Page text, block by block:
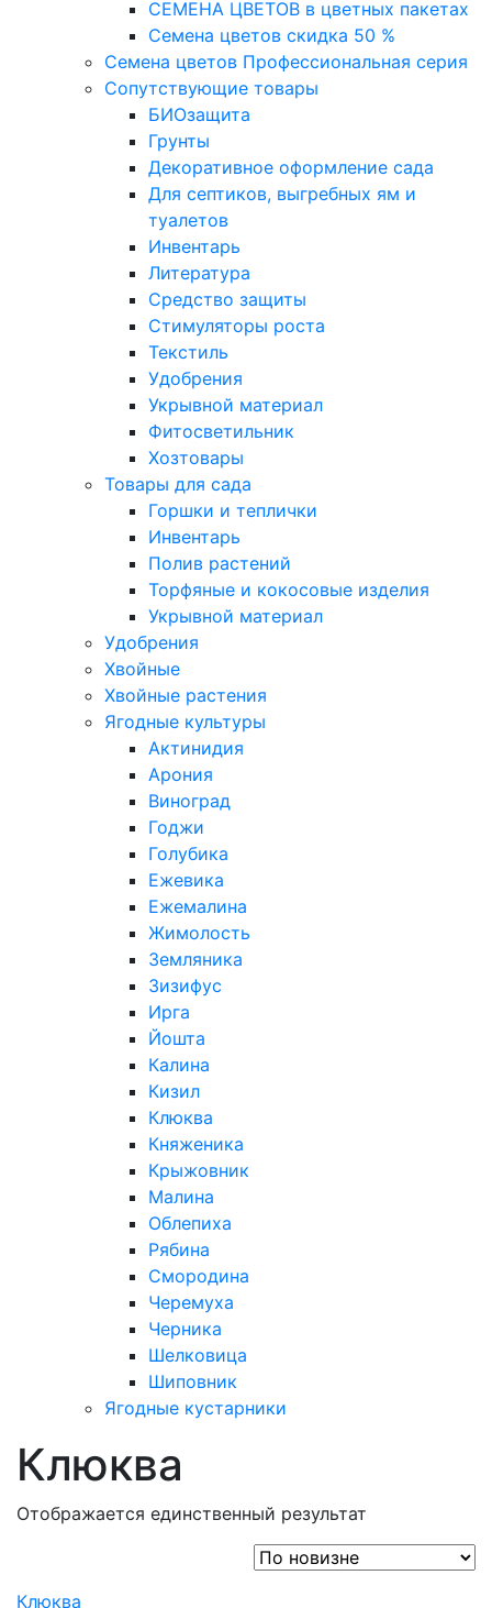
СЕМЕНА ЦВЕТОВ в цветных пакетах
Семена цветов скидка 50 %
Семена цветов Профессиональная серия
Сопутствующие товары
БИОзащита
Грунты
Декоративное оформление сада
Для септиков, выгребных ям и
туалетов
Инвентарь
Литература
Средство защиты
Стимуляторы роста
Текстиль
Удобрения
Укрывной материал
Фитосветильник
Хозтовары
Товары для сада
Горшки и теплички
Инвентарь
Полив растений
Торфяные и кокосовые изделия
Укрывной материал
Удобрения
Хвойные
Хвойные растения
Ягодные культуры
Актинидия
Арония
Виноград
Годжи
Голубика
Ежевика
Ежемалина
Жимолость
Земляника
Зизифус
Ирга
Йошта
Калина
Кизил
Клюква
Княженика
Крыжовник
Малина
Облепиха
Рябина
Смородина
Черемуха
Черника
Шелковица
Шиповник
Ягодные кустарники
Клюква
Отображается единственный результат
Клюква